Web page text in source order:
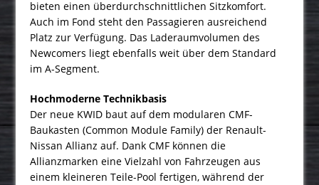
bieten einen überdurchschnittlichen Sitzkomfort.
Auch im Fond steht den Passagieren ausreichend
Platz zur Verfügung. Das Laderaumvolumen des
Newcomers liegt ebenfalls weit über dem Standard
im A-Segment.
Hochmoderne Technikbasis
Der neue KWID baut auf dem modularen CMF-
Baukasten (Common Module Family) der Renault-
Nissan Allianz auf. Dank CMF können die
Allianzmarken eine Vielzahl von Fahrzeugen aus
einem kleineren Teile-Pool fertigen, während der